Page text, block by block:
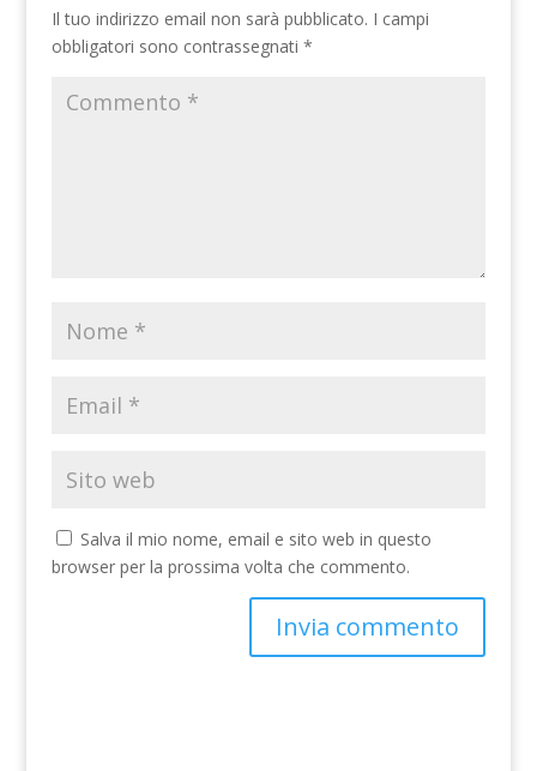
Il tuo indirizzo email non sarà pubblicato. I campi
obbligatori sono contrassegnati *
Salva il mio nome, email e sito web in questo
browser per la prossima volta che commento.